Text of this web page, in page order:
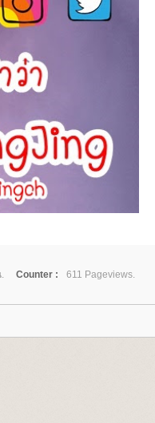
Counter :
611 Pageviews.